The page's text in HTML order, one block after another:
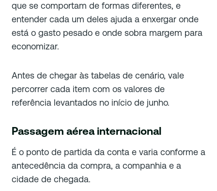
que se comportam de formas diferentes, e
entender cada um deles ajuda a enxergar onde
está o gasto pesado e onde sobra margem para
economizar.
Antes de chegar às tabelas de cenário, vale
percorrer cada item com os valores de
referência levantados no início de junho.
Passagem aérea internacional
É o ponto de partida da conta e varia conforme a
antecedência da compra, a companhia e a
cidade de chegada.